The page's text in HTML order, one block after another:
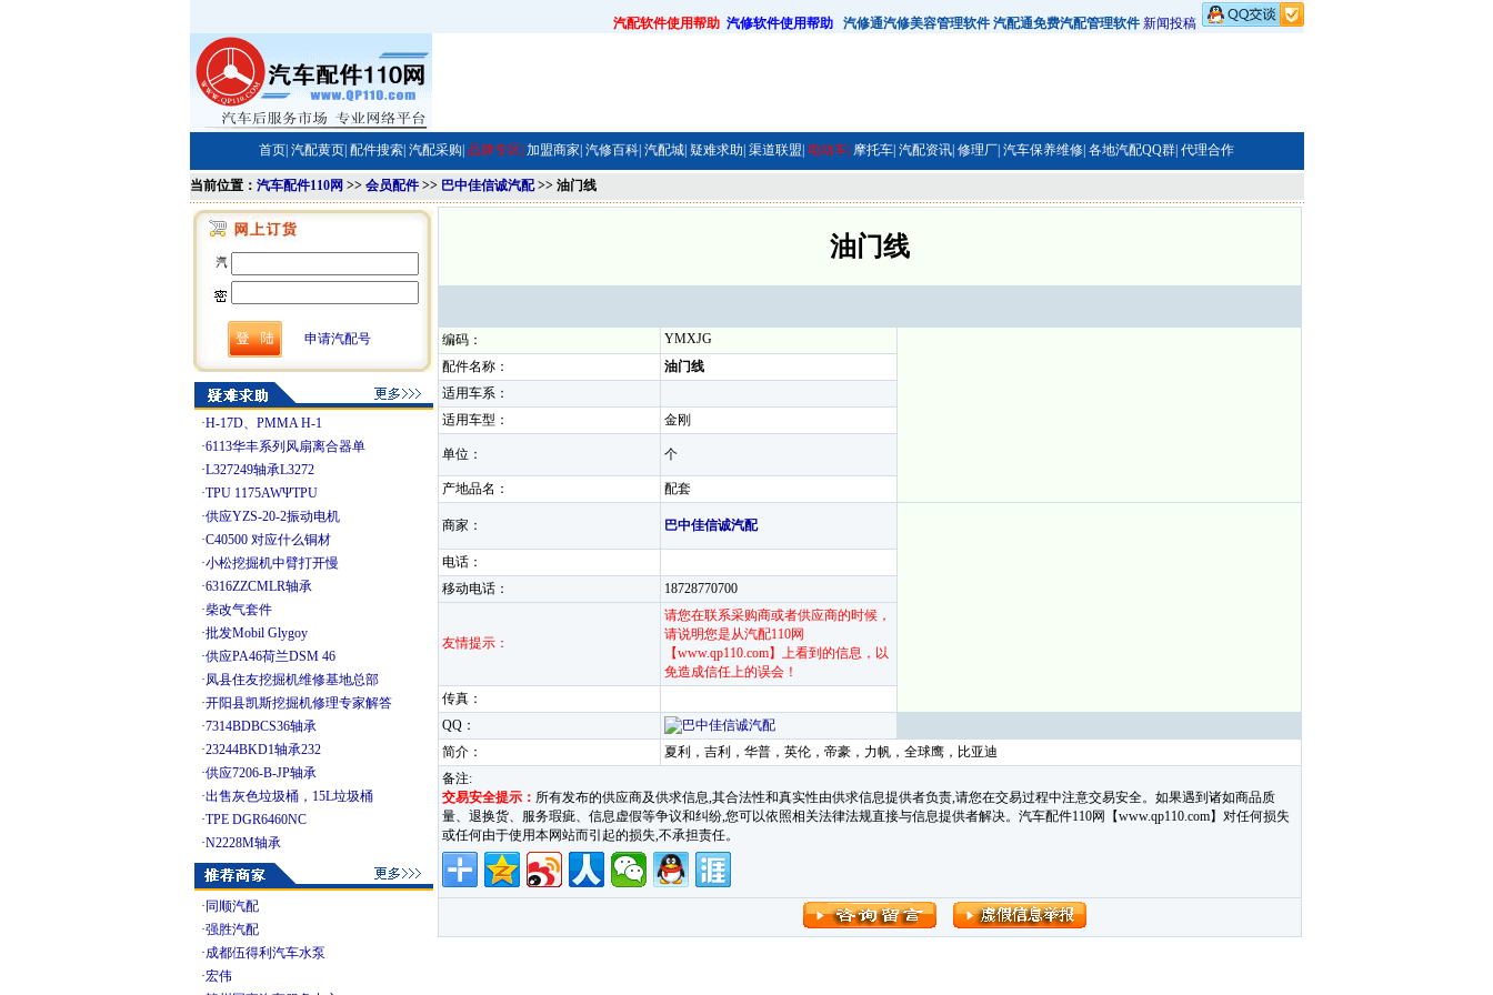
汽配软件使用帮助 汽修软件使用帮助 汽修通汽修美容管理软件 汽配通免费汽配管理软件 新闻投稿
首页| 汽配黄页| 配件搜索| 汽配采购| 品牌专区| 加盟商家| 汽修百科| 汽配城| 疑难求助| 渠道联盟| 电动车| 摩托车| 汽配资讯| 修理厂| 汽车保养维修| 各地汽配QQ群| 代理合作
当前位置： 汽车配件110网 >> 会员配件>> 巴中佳信诚汽配>> 油门线
申请汽配号
·H-17D、PMMA H-1
·6113华丰系列风扇离合器单
·L327249轴承L3272
·TPU 1175AWΨTPU
·供应YZS-20-2振动电机
·C40500 对应什么铜材
·小松挖掘机中臂打开慢
·6316ZZCMLR轴承
·柴改气套件
·批发Mobil Glygoy
·供应PA46荷兰DSM 46
·凤县住友挖掘机维修基地总部
·开阳县凯斯挖掘机修理专家解答
·7314BDBCS36轴承
·23244BKD1轴承232
·供应7206-B-JP轴承
·出售灰色垃圾桶，15L垃圾桶
·TPE DGR6460NC
·N2228M轴承
· 同顺汽配
·强胜汽配
·成都伍得利汽车水泵
·宏伟
油门线
编码：
YMXJG
配件名称：
油门线
适用车系：
适用车型：
金刚
单位： 个
产地品名： 配套
商家： 巴中佳信诚汽配
电话：
移动电话：
18728770700
友情提示：
请您在联系采购商或者供应商的时候，
请说明您是从汽配110网
【www.qp110.com】上看到的信息，以
免造成信任上的误会！
传真：
QQ：
简介：
夏利，吉利，华普，英伦，帝豪，力帆，全球鹰，比亚迪
备注:
交易安全提示： 所有发布的供应商及供求信息,其合法性和真实性由供求信息提供者负责,请您在交易过程中注意交易安全。如果遇到诸如商品质
量、退换货、服务瑕疵、信息虚假等争议和纠纷,您可以依照相关法律法规直接与信息提供者解决。汽车配件110网【www.qp110.com】对任何损失
或任何由于使用本网站而引起的损失,不承担责任。